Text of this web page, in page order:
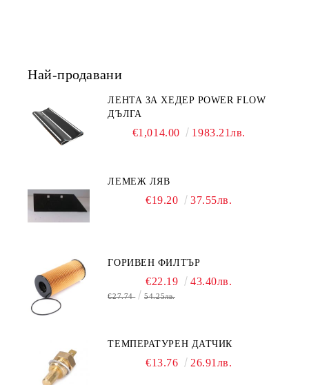
Най-продавани
ЛЕНТА ЗА ХЕДЕР POWER FLOW
ДЪЛГА
€1,014.00 1983.21лв.
ЛЕМЕЖ ЛЯВ
€19.20 37.55лв.
ГОРИВЕН ФИЛТЪР
€22.19 43.40лв.
€27.74 54.25лв.
ТЕМПЕРАТУРЕН ДАТЧИК
€13.76 26.91лв.